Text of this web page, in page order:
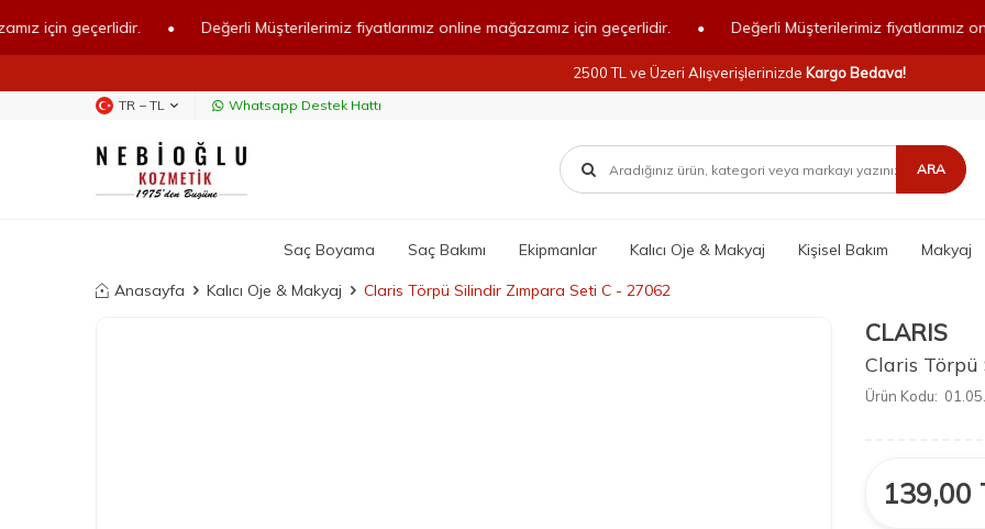
geçerlidir. • Değerli Müşterilerimiz fiyatlarımız online mağazamız için geçerlidir. • Değerli Müşterilerimiz fiyatlarımız online
2500 TL ve Üzeri Alışverişlerinizde Kargo Bedava!
TR − TL Whatsapp Destek Hattı
ARA
Saç Boyama Saç Bakımı Ekipmanlar Kalıcı Oje & Makyaj Kişisel Bakım Makyaj
Anasayfa Kalıcı Oje & Makyaj Claris Törpü Silindir Zımpara Seti C - 27062
CLARIS
Claris
Ürün Kodu:
139,00